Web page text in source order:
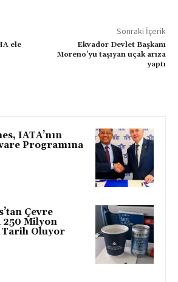
ele
Sonraki İçerik
Ekvador Devlet Başkanı
Moreno’yu taşıyan uçak arıza
yaptı
IATA’nın
Programına
Çevre
250 Milyon
Tarih Oluyor